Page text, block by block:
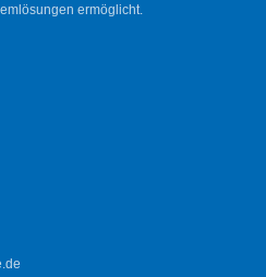
ermöglicht.